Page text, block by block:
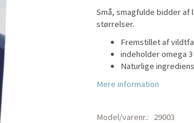
Små, smagfulde bidder af
størrelser.
Fremstillet af
indeholder omega
Naturlige
Mere information
Model/varenr.: 29003